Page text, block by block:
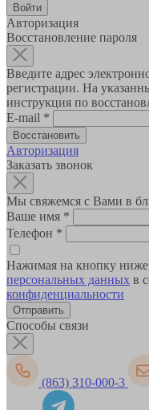
Авторизация
Восстановление пароля
Введите адрес
регистрации. На
инструкция по
E-mail *
Авторизация
Заказать звонок
Мы свяжемся с Вами в
Ваше имя *
Телефон *
Нажимая на кнопку
персональных данных в
конфиденциальности
Способы связи
(863) 310-000-3